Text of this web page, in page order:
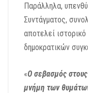
Παράλληλα,
Συντάγματος,
αποτελεί
δημοκρατικών
«Ο σεβασμός
μνήμη των